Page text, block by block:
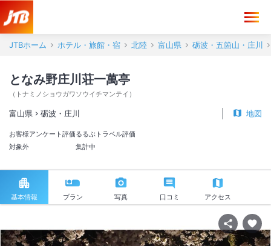
JTBホーム ホテル・旅館・宿 北陸 富山県 砺波・五箇山・庄川
となみ野庄川荘一萬亭
（ トナミノショウガワソウイチマンテイ ）
富山県 砺波・庄川 地図
お客様アンケート評価
対象外
るるぶトラベル評価
集計中
基本情報 プラン 写真 口コミ アクセス